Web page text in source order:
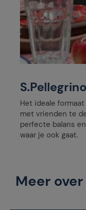
Het ideale
met vrienden te
perfecte balans
waar je ook gaat.
Meer